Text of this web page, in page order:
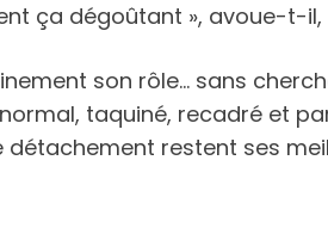
ça dégoûtant », avoue-t-
son rôle… sans
taquiné, recadré et
restent ses